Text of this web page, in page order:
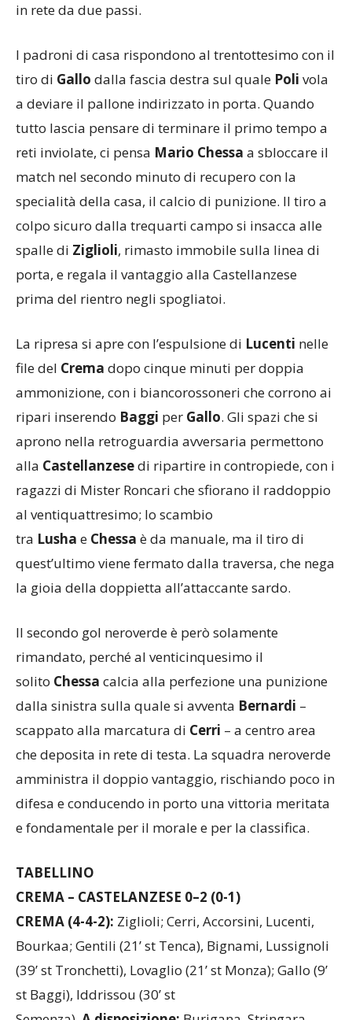
in rete da due passi.
I padroni di casa rispondono al trentottesimo con il
tiro di Gallo dalla fascia destra sul quale Poli vola
a deviare il pallone indirizzato in porta. Quando
tutto lascia pensare di terminare il primo tempo a
reti inviolate, ci pensa Mario Chessa a sbloccare il
match nel secondo minuto di recupero con la
specialità della casa, il calcio di punizione. Il tiro a
colpo sicuro dalla trequarti campo si insacca alle
spalle di Ziglioli, rimasto immobile sulla linea di
porta, e regala il vantaggio alla Castellanzese
prima del rientro negli spogliatoi.
La ripresa si apre con l’espulsione di Lucenti nelle
file del Crema dopo cinque minuti per doppia
ammonizione, con i biancorossoneri che corrono ai
ripari inserendo Baggi per Gallo. Gli spazi che si
aprono nella retroguardia avversaria permettono
alla Castellanzesedi ripartire in contropiede, con i
ragazzi di Mister Roncari che sfiorano il raddoppio
al ventiquattresimo; lo scambio
tra Lusha e Chessa è da manuale, ma il tiro di
quest’ultimo viene fermato dalla traversa, che nega
la gioia della doppietta all’attaccante sardo.
Il secondo gol neroverde è però solamente
rimandato, perché al venticinquesimo il
solito Chessa calcia alla perfezione una punizione
dalla sinistra sulla quale si avventa Bernardi –
scappato alla marcatura di Cerri – a centro area
che deposita in rete di testa. La squadra neroverde
amministra il doppio vantaggio, rischiando poco in
difesa e conducendo in porto una vittoria meritata
e fondamentale per il morale e per la classifica.
TABELLINO
CREMA – CASTELANZESE 0–2 (0-1)
CREMA (4-4-2): Ziglioli; Cerri, Accorsini, Lucenti,
Bourkaa; Gentili (21’ st Tenca), Bignami, Lussignoli
(39’ st Tronchetti), Lovaglio (21’ st Monza); Gallo (9’
st Baggi), Iddrissou (30’ st